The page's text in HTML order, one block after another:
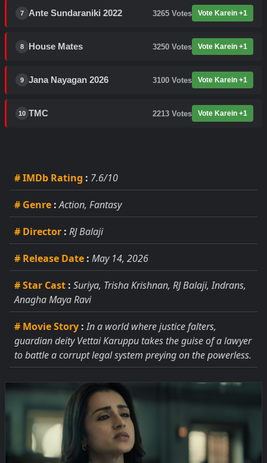
7 Ante Sundaraniki 2022 3265 Votes Vote Karein +1
8 House Mates 3250 Votes Vote Karein +1
9 Jana Nayagan 2026 3100 Votes Vote Karein +1
10 TMC 2213 Votes Vote Karein +1
# IMDb Rating : 7.6/10
# Genre : Action, Fantasy
# Director : RJ Balaji
# Release Date : May 14, 2026
# Star Cast : Suriya, Trisha Krishnan, RJ Balaji, Indrans,
Anagha Maya Ravi
# Movie Story : In a world where justice falters,
guardian deity Vettai Karuppu takes the guise of a lawyer
to battle a corrupt legal system preying on the powerless.